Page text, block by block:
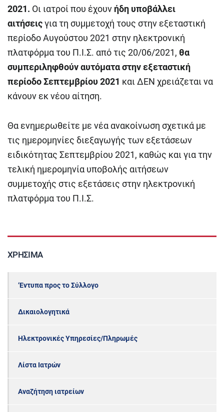
2021. Οι ιατροί που έχουν ήδη υποβάλλει
αιτήσειςγια τη συμμετοχή τους στην εξεταστική
περίοδο Αυγούστου 2021 στην ηλεκτρονική
πλατφόρμα του Π.Ι.Σ. από τις 20/06/2021, θα
συμπεριληφθούν αυτόματα στην εξεταστική
περίοδο Σεπτεμβρίου 2021 και ΔΕΝ χρειάζεται να
κάνουν εκ νέου αίτηση.
Θα ενημερωθείτε με νέα ανακοίνωση σχετικά με
τις ημερομηνίες διεξαγωγής των εξετάσεων
ειδικότητας Σεπτεμβρίου 2021, καθώς και για την
τελική ημερομηνία υποβολής αιτήσεων
συμμετοχής στις εξετάσεις στην ηλεκτρονική
πλατφόρμα του Π.Ι.Σ.
ΧΡΉΣΙΜΑ
‘Εντυπα προς το Σύλλογο
Δικαιολογητικά
Ηλεκτρονικές Υπηρεσίες/Πληρωμές
Λίστα Ιατρών
Αναζήτηση ιατρείων